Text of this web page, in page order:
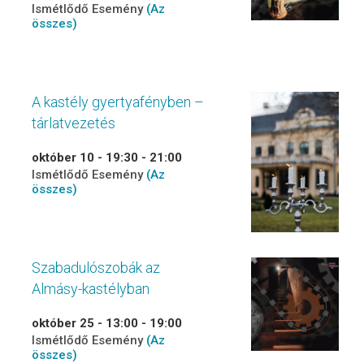
Ismétlődő Esemény (Az
összes)
A kastély gyertyafényben –
tárlatvezetés
október 10 - 19:30 - 21:00
Ismétlődő Esemény (Az
összes)
Szabadulószobák az
Almásy-kastélyban
október 25 - 13:00 - 19:00
Ismétlődő Esemény (Az
összes)